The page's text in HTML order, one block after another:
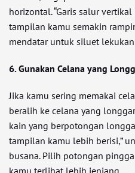
horizontal. “Garis salur
tampilan kamu semakin
mendatar untuk siluet lekukan
6. Gunakan Celana yang
Jika kamu sering memakai
beralih ke celana yang
kain yang berpotongan
tampilan kamu lebih berisi,”
busana. Pilih potongan
kamu terlihat lebih jenjang.